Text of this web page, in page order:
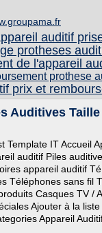
auditif
protheses
de l'appareil
prothese
prix et
Auditives
Template IT Accueil
auditif Piles
appareil auditif
Téléphones sans fil
Casques TV /
Ajouter à la
Appareil